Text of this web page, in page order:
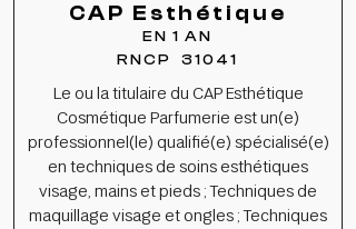
CAP Esthétique
EN 1 AN
RNCP 31041
Le ou la titulaire du CAP Esthétique
Cosmétique Parfumerie est un(e)
professionnel(le) qualifié(e) spécialisé(e)
en techniques de soins esthétiques
visage, mains et pieds ; Techniques de
maquillage visage et ongles ; Techniques